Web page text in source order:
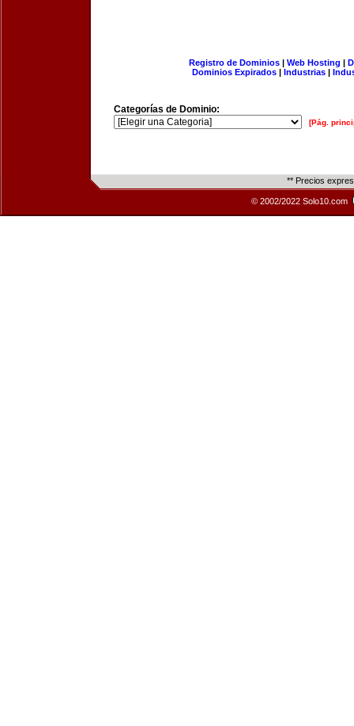
Registro de Dominios| Web Hosting |
Dominios Expirados | Industrias |
Categorías de Dominio:
[Pág.
** Precios
© 2002/2022 Solo10.com